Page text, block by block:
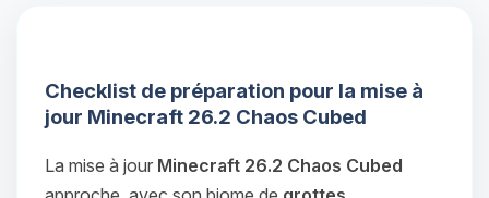
Checklist de préparation pour la mise à
jour Minecraft 26.2 Chaos Cubed
La mise à jour Minecraft 26.2 Chaos Cubed